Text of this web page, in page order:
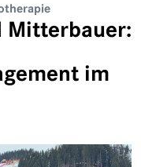
Mitterbauer:
im